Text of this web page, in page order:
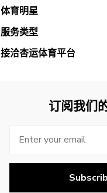
体育明星
服务类型
接洽杏运体育平台
订阅我们